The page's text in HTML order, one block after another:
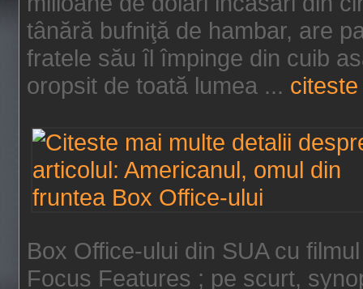
tânără bufniţă de hambar, are
fratele său îl împinge din cuib
oropsit de toată lumea ...
Box Office-ului din SUA cu
Focus Features ; pe scurt,